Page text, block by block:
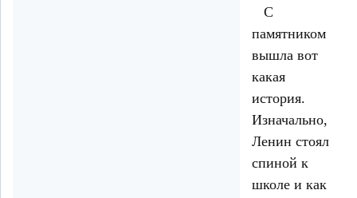
С
памятником
вышла вот
какая
история.
Изначально,
Ленин стоял
спиной к
школе и как